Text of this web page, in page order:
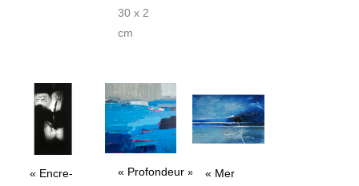
30 x 2
cm
« Encre-
« Profondeur »
« Mer